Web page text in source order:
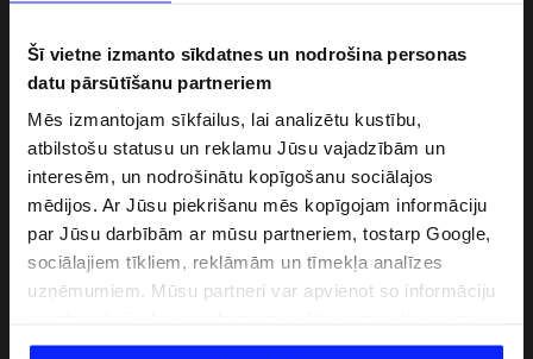
Šī vietne izmanto sīkdatnes un nodrošina personas
datu pārsūtīšanu partneriem
Mēs izmantojam sīkfailus, lai analizētu kustību,
atbilstošu statusu un reklamu Jūsu vajadzībām un
interesēm, un nodrošinātu kopīgošanu sociālajos
mēdijos. Ar Jūsu piekrišanu mēs kopīgojam informāciju
par Jūsu darbībām ar mūsu partneriem, tostarp Google,
sociālajiem tīkliem, reklāmām un tīmekļa analīzes
uzņēmumiem. Mūsu partneri var apvienot so informāciju
datiem, ko viņi iegūst, izmantojot viņu pakalpojumus. Ar